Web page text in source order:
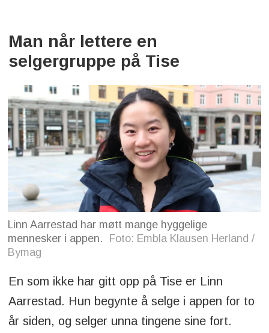
Man når lettere en
selgergruppe på Tise
Linn Aarrestad har møtt mange hyggelige
mennesker i appen.
Foto: Embla Klausen Herland /
Bymag
En som ikke har gitt opp på Tise er Linn
Aarrestad. Hun begynte å selge i appen for to
år siden, og selger unna tingene sine fort.